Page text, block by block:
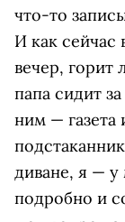
что-то
И как сейчас
вечер, горит
папа сидит
ним — газета
диване, я —
подробно и